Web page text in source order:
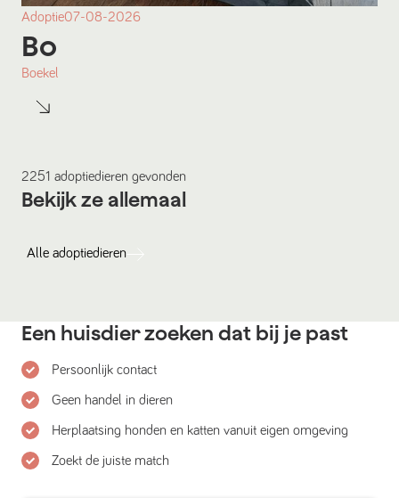
Adoptie07-08-2026
Bo
Boekel
2251 adoptiedieren gevonden
Bekijk ze allemaal
Alle adoptiedieren
Een huisdier zoeken dat bij je past
Persoonlijk contact
Geen handel in dieren
Herplaatsing honden en katten vanuit eigen omgeving
Zoekt de juiste match